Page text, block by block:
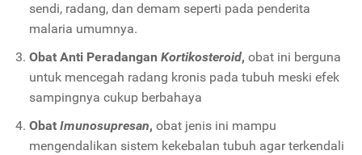
sendi, radang, dan demam seperti pada penderita
malaria umumnya.
Obat Anti Peradangan Kortikosteroid, obat ini berguna
untuk mencegah radang kronis pada tubuh meski efek
sampingnya cukup berbahaya
Obat Imunosupresan, obat jenis ini mampu
mengendalikan sistem kekebalan tubuh agar terkendali